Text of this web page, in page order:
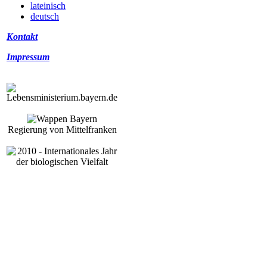
lateinisch
deutsch
Kontakt
Impressum
Regierung von Mittelfranken